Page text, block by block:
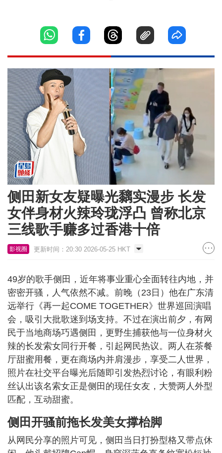
侧田新女友疑曝光黐实漫步 长发
女伴身材火辣玲珑浮凸 曾称北京
三线歌手赚多过香港十倍
影视圈 更新时间：20:30 2026-05-25 HKT
49岁的歌手侧田，近年将事业重心全面转往内地，并
密密开骚，人气依然不减。前晚（23日）他在广东清
远举行《再一起COME TOGETHER》世界巡回演唱
会，吸引大批歌迷到场支持。不过在演出前夕，有网
民于当地商场巧遇侧田，更野生捕获他与一位身材火
辣的长发索女同行开餐，引起网民热议。两人在茶餐
厅甜蜜用餐，更在商场内并肩漫步，享受二人世界，
照片在社交平台曝光后随即引发热烈讨论，有眼利粉
丝认出该名索女正是侧田的现任女友，大赞两人外型
匹配，互动甜蜜。
侧田开骚前拖长发美女撑枱脚
从网民分享的照片可见，侧田当日打扮型格又带点休